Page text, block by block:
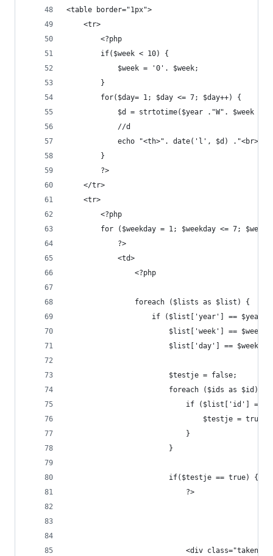
<table border="1px">
    <tr>
        <?php
        if($week < 10) {
            $week = '0'. $week;
        }
        for($day= 1; $day <= 7; $day++) {
$d = strtotime($year ."W". $week .
            //d
echo "<th>". date('l', $d) ."<br>".
        }
        ?>
    </tr>
    <tr>
        <?php
for ($weekday = 1; $weekday <= 7;
            ?>
            <td>
                <?php
                foreach ($lists as $list) {
if ($list['year'] == $year
$list['week'] == $week
$list['day'] ==
                        $testje = false;
                        foreach ($ids as $id) {
if ($list['id'] ==
                                $testje = true;
                            }
                        }
                        if($testje == true) {
                            ?>
                            <div class="taken">